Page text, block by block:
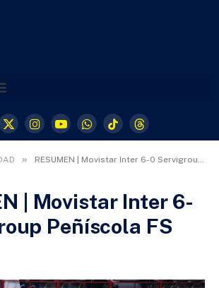
X
(Twitter)
Instagram
YouTubeWhatsApp
TikTokThreads
» RESUMEN | Movistar Inter 6-0 Servigroup Peñíscola FS
| Movistar Inter 6-
Peñíscola FS